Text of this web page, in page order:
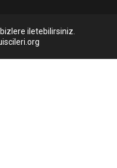
iletebilirsiniz.